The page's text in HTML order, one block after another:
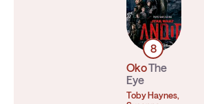
8
OkoThe
Eye
Toby Haynes,